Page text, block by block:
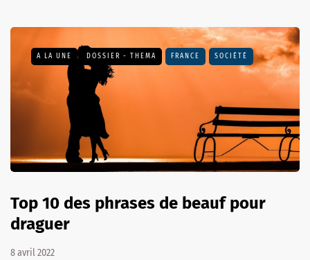
A LA UNE DOSSIER - THEMA FRANCE SOCIÉTÉ
Top 10 des phrases de beauf pour
draguer
8 avril 2022